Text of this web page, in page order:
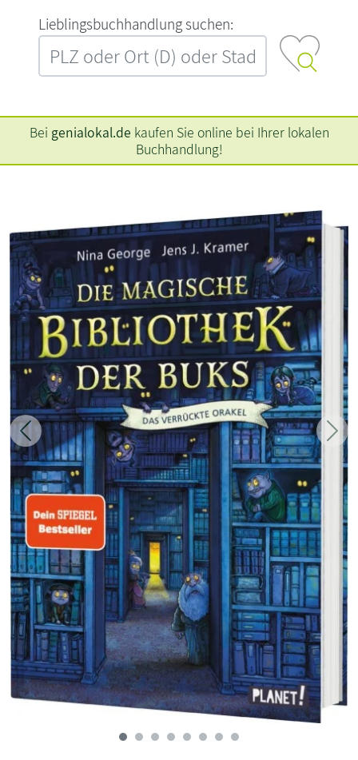
L‍i‍e‍b‍l‍i‍n‍g‍s‍b‍u‍c‍h‍h‍a‍n‍d‍l‍u‍n‍g‍ ‍s‍u‍c‍h‍e‍n‍:‍
Bei genialokal.de kaufen Sie online bei Ihrer lokalen
Buchhandlung!
Zurück